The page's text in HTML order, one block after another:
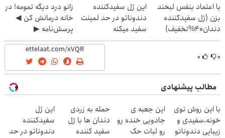
با اعتماد بنفس لبخند
بزن (ژل سفیدکننده
دندان40%تخفیف)
این ژل سفیدکننده
دندوناتو در حد لمینت
سفید میکنه
(40%تخفیف)
زانو درد دیگه تمومه! در
خانه درمانش کن ◀
پرسش‌نامه ▶
۰ ۰
مطالب پیشنهادی
با این روش توی
خونه،سفیدی و
زیبایی دندوناتو
این جعبه ی
جادویی خنده رو
رو لبات حک
حمله به زردی
دندان ها با ژل
سفید کننده
این ژل
سفیدکننده
دندوناتو در حد